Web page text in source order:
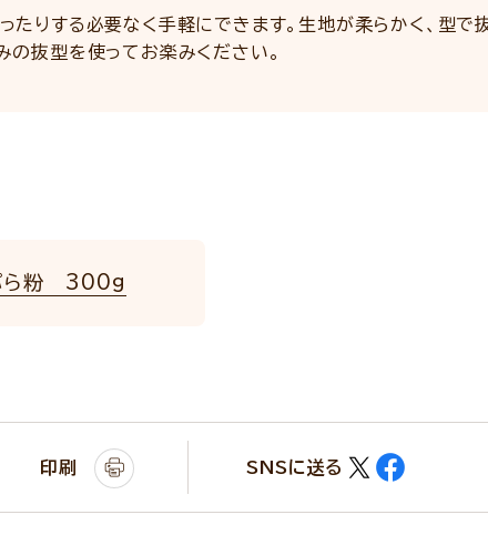
たりする必要なく手軽にできます。生地が柔らかく、型で
抜型を使ってお楽みください。
ら粉 300g
印刷 SNSに送る